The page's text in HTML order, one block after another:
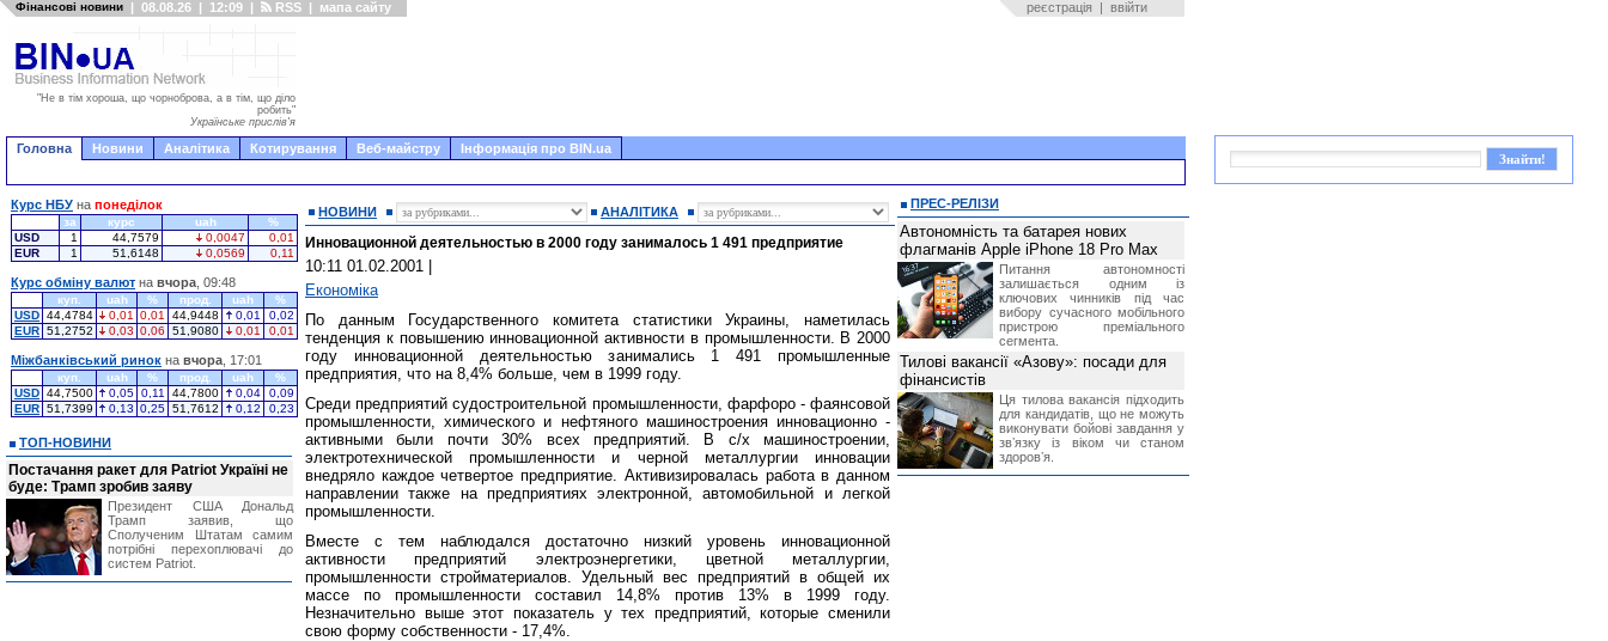
Фінансові новини | 08.08.26 | 12:09 | RSS | мапа сайту реєстрація | ввійти
"Не в тім хороша, що чорноброва, а в тім, що діло
робить"
Українське прислів'я
Головна Новини Аналітика Котирування Веб-майстру Інформація про BIN.ua
НОВИНИ АНАЛІТИКА
Инновационной деятельностью в 2000 году занималось 1 491 предприятие
10:11 01.02.2001
Економіка
По данным Государственного комитета статистики Украины, наметилась
тенденция к повышению инновационной активности в промышленности. В 2000
году инновационной деятельностью занимались 1 491 промышленные
предприятия, что на 8,4% больше, чем в 1999 году.
Среди предприятий судостроительной промышленности, фарфоро - фаянсовой
промышленности, химического и нефтяного машиностроения инновационно -
активными были почти 30% всех предприятий. В с/х машиностроении,
электротехнической промышленности и черной металлургии инновации
внедряло каждое четвертое предприятие. Активизировалась работа в данном
направлении также на предприятиях электронной, автомобильной и легкой
промышленности.
Вместе с тем наблюдался достаточно низкий уровень инновационной
активности предприятий электроэнергетики, цветной металлургии,
промышленности стройматериалов. Удельный вес предприятий в общей их
массе по промышленности составил 14,8% против 13% в 1999 году.
Незначительно выше этот показатель у тех предприятий, которые сменили
свою форму собственности - 17,4%.
Курс НБУ на понеділок
за курс uah
%
USD
1 44,7579 0,0047
0,01
EUR
1 51,6148 0,0569 0,11
Курс обміну валют на вчора , 09:48
куп. uah % прод. uah
%
USD 44,4784 0,01 0,01 44,9448 0,01
0,02
EUR 51,2752 0,03 0,06 51,9080 0,01 0,01
Міжбанківський ринок на вчора , 17:01
куп. uah % прод. uah
%
USD 44,7500 0,05 0,11 44,7800 0,04
0,09
EUR 51,7399 0,13 0,25 51,7612 0,12 0,23
ТОП-НОВИНИ
Постачання ракет для Patriot Україні не
буде: Трамп зробив заяву
Президент США Дональд
Трамп заявив, що
Сполученим Штатам самим
потрібні перехоплювачі до
систем Patriot.
ПРЕС-РЕЛІЗИ
Автономність та батарея нових
флагманів Apple iPhone 18 Pro Max
Питання автономності
залишається одним із
ключових чинників під час
вибору сучасного мобільного
пристрою преміального
сегмента.
Тилові вакансії «Азову»: посади для
фінансистів
Ця тилова вакансія підходить
для кандидатів, що не можуть
виконувати бойові завдання у
звʼязку із віком чи станом
здоровʼя.